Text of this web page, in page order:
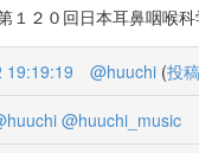
１２０回日本耳鼻咽喉
19:19:19 @huuchi (投
@huuchi_music